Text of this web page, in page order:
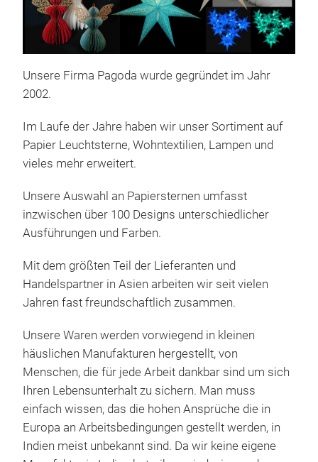
Unsere Firma Pagoda wurde gegründet im Jahr
2002.
Im Laufe der Jahre haben wir unser Sortiment auf
Papier Leuchtsterne, Wohntextilien, Lampen und
vieles mehr erweitert.
Unsere Auswahl an Papiersternen umfasst
inzwischen über 100 Designs unterschiedlicher
Ausführungen und Farben.
Mit dem größten Teil der Lieferanten und
Handelspartner in Asien arbeiten wir seit vielen
Jahren fast freundschaftlich zusammen.
Unsere Waren werden vorwiegend in kleinen
häuslichen Manufakturen hergestellt, von
Menschen, die für jede Arbeit dankbar sind um sich
Ihren Lebensunterhalt zu sichern. Man muss
einfach wissen, das die hohen Ansprüche die in
Europa an Arbeitsbedingungen gestellt werden, in
Indien meist unbekannt sind. Da wir keine eigene